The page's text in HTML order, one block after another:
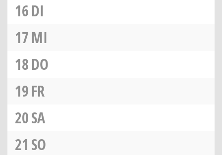
16DI
17MI
18DO
19FR
20SA
21 SO